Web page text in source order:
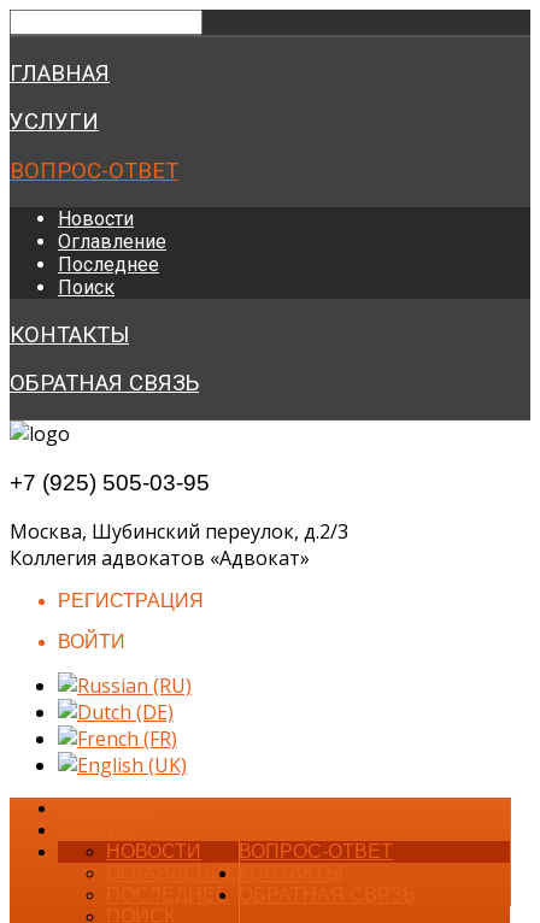
ГЛАВНАЯ
УСЛУГИ
ВОПРОС-ОТВЕТ
Новости
Оглавление
Последнее
Поиск
КОНТАКТЫ
ОБРАТНАЯ СВЯЗЬ
+7 (925) 505-03-95
Москва, Шубинский переулок, д.2/3
Коллегия адвокатов «Адвокат»
РЕГИСТРАЦИЯ
ВОЙТИ
ВОПРОС-ОТВЕТ
НОВОСТИ
ОГЛАВЛЕНИЕ
ПОСЛЕДНЕЕ